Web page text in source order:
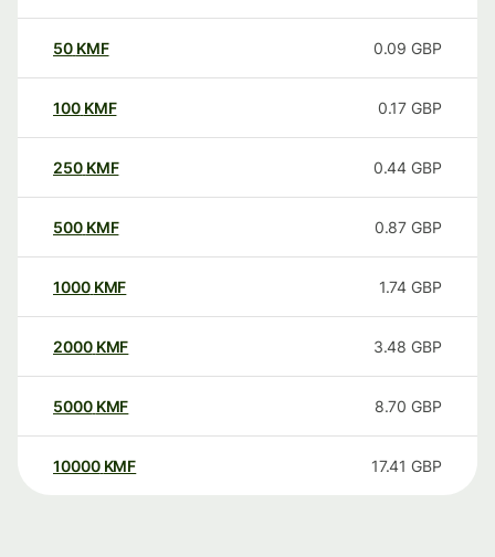
50 KMF 0.09 GBP
100 KMF 0.17 GBP
250 KMF 0.44 GBP
500 KMF 0.87 GBP
1000 KMF 1.74 GBP
2000 KMF 3.48 GBP
5000 KMF 8.70 GBP
10000 KMF 17.41 GBP